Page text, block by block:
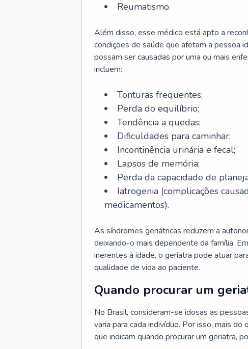
Reumatismo.
Além disso, esse médico está apto a
condições de saúde que afetam a pessoa
possam ser causadas por uma ou mais
incluem:
Tonturas frequentes;
Perda do equilíbrio;
Tendência a quedas;
Dificuldades para caminhar;
Incontinência urinária e fecal;
Lapsos de memória;
Perda da capacidade de
Iatrogenia (complicações
medicamentos).
As síndromes geriátricas reduzem a
deixando-o mais dependente da família.
inerentes à idade, o geriatra pode atuar
qualidade de vida ao paciente.
Quando procurar um
No Brasil, consideram-se idosas as
varia para cada indivíduo. Por isso, mais
que indicam quando procurar um geriatra,